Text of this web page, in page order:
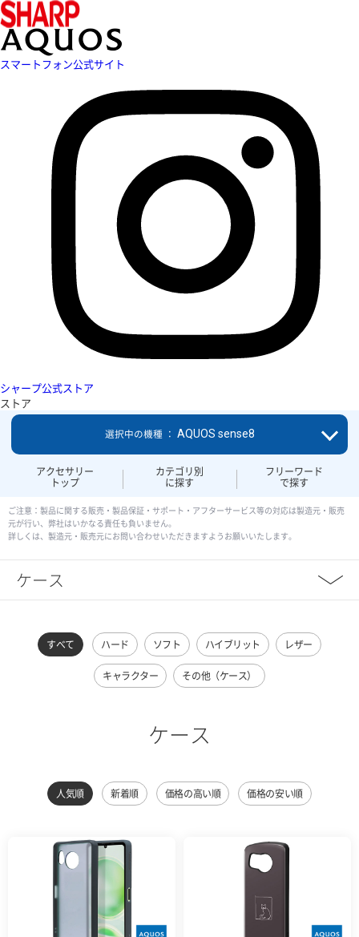
スマートフォン公式サイト
シャープ公式ストア
ストア
アクセサリー
トップ
カテゴリ別
に探す
フリーワード
で探す
選択中の機種 ： AQUOS sense8
ご注意：製品に関する販売・製品保証・サポート・アフターサービス等の対応は製造元・販売
元が行い、弊社はいかなる責任も負いません。
詳しくは、製造元・販売元にお問い合わせいただきますようお願いいたします。
ケース
すべて ハード ソフト ハイブリット レザー
キャラクター その他（ケース）
ケース
人気順 新着順 価格の高い順 価格の安い順